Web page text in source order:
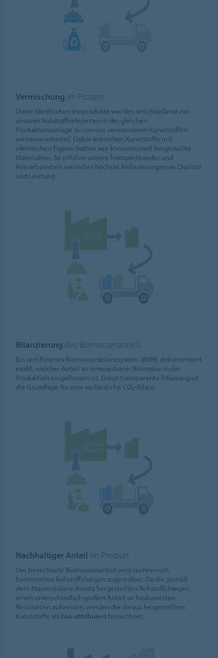
Vermischung im Prozess
Diese identischen Vorprodukte werden anschließend von
unseren Rohstofflieferanten in der gleichen
Produktionsanlage zu von uns verwendeten Kunststoffen
weiterverarbeitet. Dabei entstehen Kunststoffe mit
identischen Eigenschaften wie konventionell hergestellte
Materialien. So erfüllen unsere Transportbänder und
Antriebsrieben weiterhin höchste Anforderungen an Qualität
und Leistung.
Bilanzierung des Biomassenanteils
Ein zertifiziertes Biomassenbilanzsystem (BMB) dokumentiert
exakt, welcher Anteil an erneuerbarer Biomasse in die
Produktion eingeflossen ist. Diese transparente Erfassung ist
die Grundlage für eine verlässliche CO₂-Bilanz.
Nachhaltiger Anteil im Produkt
Der berechnete Biomassenanteil wird rechnerisch
bestimmten Rohstoffchargen zugeordnet. Da die gemäß
dem Massenbilanz-Ansatz hergestellten Rohstoffchargen
einen unterschiedlich großen Anteil an biobasierten
Ressourcen aufweisen, werden die daraus hergestellten
Kunststoffe als bio-attribuiert bezeichnet.